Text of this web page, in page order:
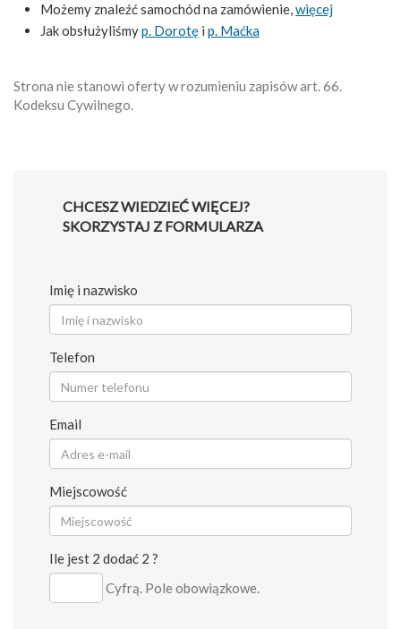
Możemy znaleźć samochód na zamówienie,więcej
Jak obsłużyliśmyp. Dorotę i p. Maćka
Strona nie stanowi oferty w rozumieniu zapisów art. 66.
Kodeksu Cywilnego.
CHCESZ WIEDZIEĆ WIĘCEJ?
SKORZYSTAJ Z FORMULARZA
Imię i nazwisko
Telefon
Email
Miejscowość
Ile jest 2 dodać 2 ?
Cyfrą. Pole obowiązkowe.